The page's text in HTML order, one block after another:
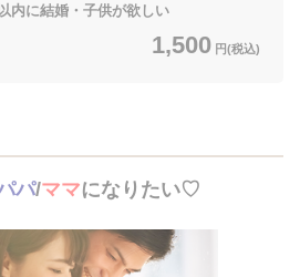
内に結婚・子供が欲しい
1,500 円(税込)
パ/ママになりたい♡